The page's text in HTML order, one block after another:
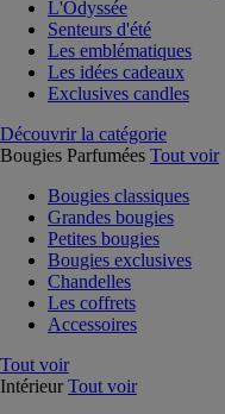
L'Odyssée
Senteurs d'été
Les emblématiques
Les idées cadeaux
Exclusives candles
Découvrir la catégorie
Bougies Parfumées Tout voir
Bougies classiques
Grandes bougies
Petites bougies
Bougies exclusives
Chandelles
Les coffrets
Accessoires
Tout voir
Intérieur Tout voir